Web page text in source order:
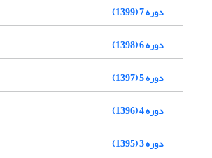
دوره 7 (1399)
دوره 6 (1398)
دوره 5 (1397)
دوره 4 (1396)
دوره 3 (1395)